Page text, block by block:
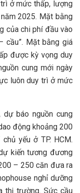
ở mức thấp, lượng
2025. Mặt bằng
của chi phí đầu vào
cầu”. Mặt bằng giá
được kỳ vọng duy
cung mới ngày
luôn duy trì ở mức
dự báo nguồn cung
động khoảng 200
yếu ở TP. HCM.
kiến tương đương
– 250 căn đưa ra
nghỉ dưỡng
thị trường. Sức cầu